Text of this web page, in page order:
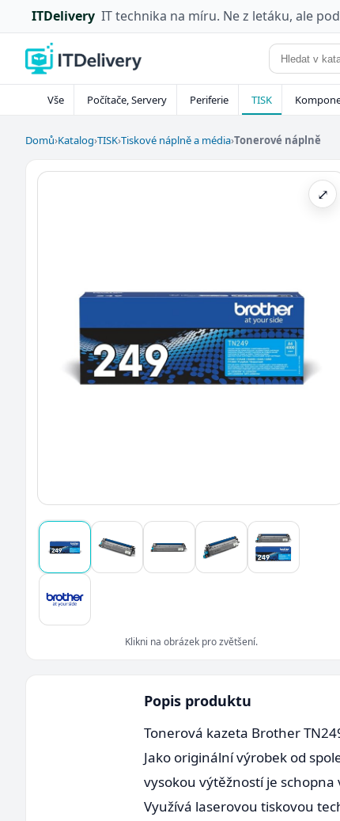
ITDelivery IT technika na míru. Ne z letáku, ale
Vše Počítače, Servery Periferie TISK
Domů›Katalog›TISK›Tiskové náplně a média›Tonerové náplně
⤢
Klikni na obrázek pro zvětšení.
Popis produktu
Tonerová kazeta Brother
Jako originální výrobek od
vysokou výtěžností je
Využívá laserovou tiskovou